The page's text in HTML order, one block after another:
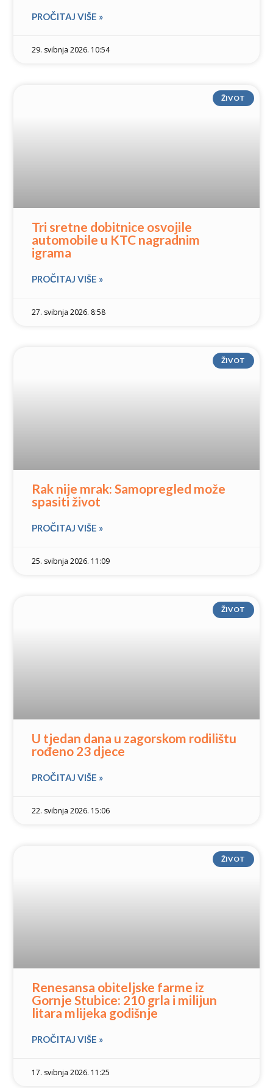
PROČITAJ VIŠE »
29. svibnja 2026. 10:54
ŽIVOT
Tri sretne dobitnice osvojile
automobile u KTC nagradnim
igrama
PROČITAJ VIŠE »
27. svibnja 2026. 8:58
ŽIVOT
Rak nije mrak: Samopregled može
spasiti život
PROČITAJ VIŠE »
25. svibnja 2026. 11:09
ŽIVOT
U tjedan dana u zagorskom rodilištu
rođeno 23 djece
PROČITAJ VIŠE »
22. svibnja 2026. 15:06
ŽIVOT
Renesansa obiteljske farme iz
Gornje Stubice: 210 grla i milijun
litara mlijeka godišnje
PROČITAJ VIŠE »
17. svibnja 2026. 11:25